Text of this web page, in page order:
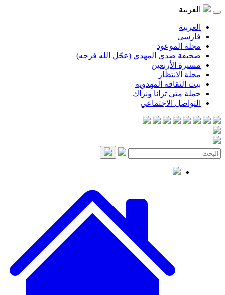
المهدي (عجّل الله فرجه)
المهدوية
ترانا ونراك
الاجتماعي